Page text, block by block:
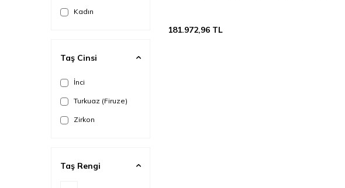
Kadın
Taş Cinsi
İnci
Turkuaz (Firuze)
Zirkon
Taş Rengi
181.972,96 TL